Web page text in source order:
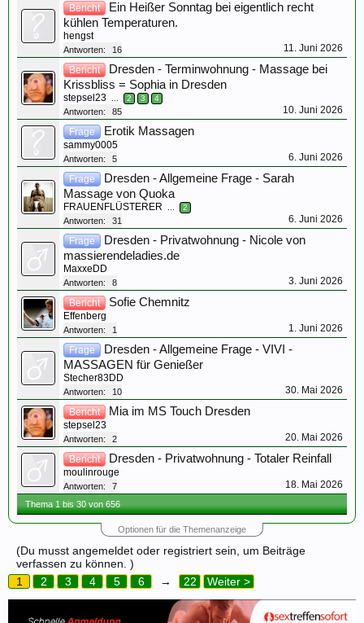
Bericht
Ein Heißer Sonntag bei eigentlich recht
kühlen Temperaturen.
hengst
Antworten: 16 11. Juni 2026
Bericht
Dresden - Terminwohnung - Massage bei
Krissbliss = Sophia in Dresden
stepsel23 ... 2 3 4
Antworten: 85 10. Juni 2026
Frage Erotik Massagen
sammy0005
Antworten: 5 6. Juni 2026
Frage
Dresden - Allgemeine Frage - Sarah
Massage von Quoka
FRAUENFLÜSTERER ... 2
Antworten: 31 6. Juni 2026
Frage
Dresden - Privatwohnung - Nicole von
massierendeladies.de
MaxxeDD
Antworten: 8 3. Juni 2026
Bericht Sofie Chemnitz
Effenberg
Antworten: 1 1. Juni 2026
Frage
Dresden - Allgemeine Frage - VIVI -
MASSAGEN für Genießer
Stecher83DD
Antworten: 10 30. Mai 2026
Bericht Mia im MS Touch Dresden
stepsel23
Antworten: 2 20. Mai 2026
Bericht Dresden - Privatwohnung - Totaler Reinfall
moulinrouge
Antworten: 7 18. Mai 2026
Thema 1 bis 30 von 656
Optionen für die Themenanzeige
(Du musst angemeldet oder registriert sein, um Beiträge
verfassen zu können. )
1
2 3 4 5 6 → 22 Weiter >